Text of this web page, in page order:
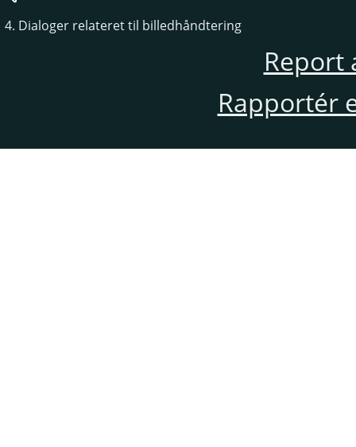
4. Dialoger relateret til billedhåndtering
Report
Rapportér